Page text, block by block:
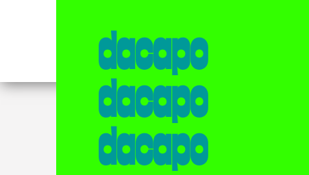
dacapo
dacapo
dacapo